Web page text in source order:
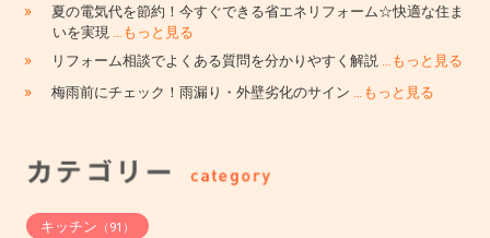
»
夏の電気代を節約！今すぐできる省エネリフォーム☆快適な住ま
いを実現 …もっと見る
» リフォーム相談でよくある質問を分かりやすく解説 …もっと見る
» 梅雨前にチェック！雨漏り・外壁劣化のサイン …もっと見る
キッチン （91）